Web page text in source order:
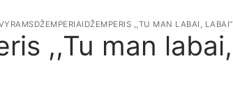
DŽEMPERIAI DŽEMPERIS ,,TU MAN LABAI, LABAI”
,,Tu man labai,